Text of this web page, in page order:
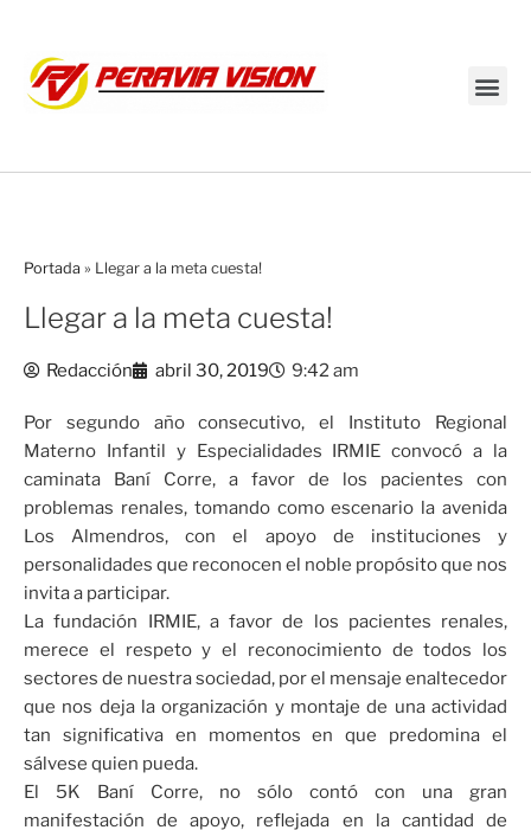
Portada » Llegar a la meta cuesta!
Llegar a la meta cuesta!
Redacción abril 30, 2019 9:42 am
Por segundo año consecutivo, el Instituto Regional
Materno Infantil y Especialidades IRMIE convocó a la
caminata Baní Corre, a favor de los pacientes con
problemas renales, tomando como escenario la avenida
Los Almendros, con el apoyo de instituciones y
personalidades que reconocen el noble propósito que nos
invita a participar.
La fundación IRMIE, a favor de los pacientes renales,
merece el respeto y el reconocimiento de todos los
sectores de nuestra sociedad, por el mensaje enaltecedor
que nos deja la organización y montaje de una actividad
tan significativa en momentos en que predomina el
sálvese quien pueda.
El 5K Baní Corre, no sólo contó con una gran
manifestación de apoyo, reflejada en la cantidad de